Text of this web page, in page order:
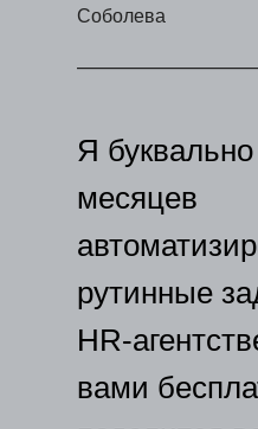
Соболева
Я
месяцев
рутинные
HR-
вами